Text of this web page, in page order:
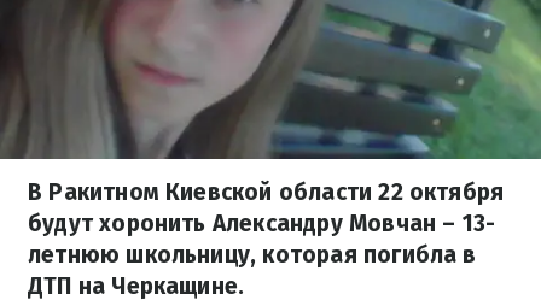
В Ракитном Киевской области 22 октября
будут хоронить Александру Мовчан – 13-
летнюю школьницу, которая погибла в
ДТП на Черкащине.